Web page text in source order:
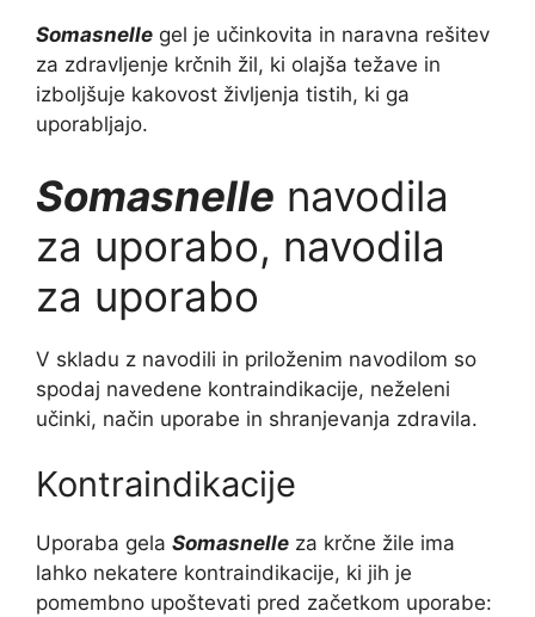
Somasnelle gel je učinkovita in naravna rešitev
za zdravljenje krčnih žil, ki olajša težave in
izboljšuje kakovost življenja tistih, ki ga
uporabljajo.
Somasnelle navodila
za uporabo, navodila
za uporabo
V skladu z navodili in priloženim navodilom so
spodaj navedene kontraindikacije, neželeni
učinki, način uporabe in shranjevanja zdravila.
Kontraindikacije
Uporaba gela Somasnelle za krčne žile ima
lahko nekatere kontraindikacije, ki jih je
pomembno upoštevati pred začetkom uporabe: